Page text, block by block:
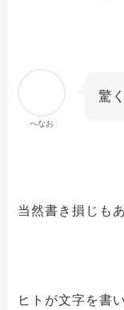
へなお
驚
当然書き損じも
ヒトが文字を書